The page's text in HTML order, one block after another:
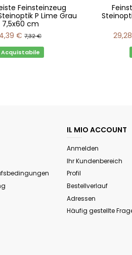
Feinsteinzeug
P Lime Grau
7,5x60 cm
4,39 €7,32 €
Acquistabile
IL MIO ACCOUNT
Anmelden
Ihr Kundenbereich
Profil
Bestellverlauf
Adressen
Häufig gestellte